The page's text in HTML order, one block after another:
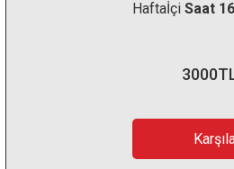
Haftaİçi Saat